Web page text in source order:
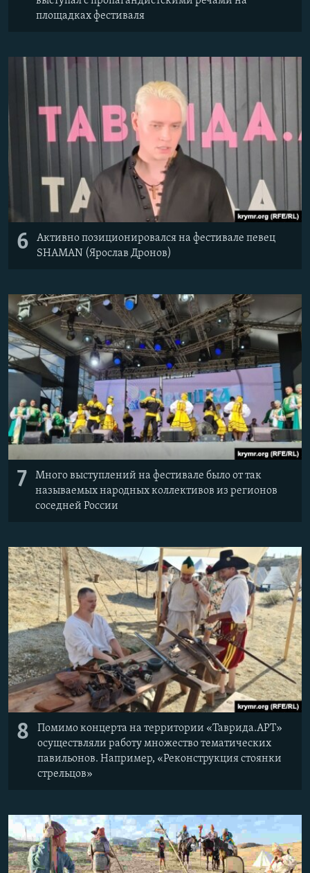
площадках фестиваля
6
Активно позиционировался на фестивале певец
SHAMAN (Ярослав Дронов)
7
Много выступлений на фестивале было от так
называемых народных коллективов из регионов
соседней России
8
Помимо концерта на территории «Таврида.АРТ»
осуществляли работу множество тематических
павильонов. Например, «Реконструкция стоянки
стрельцов»